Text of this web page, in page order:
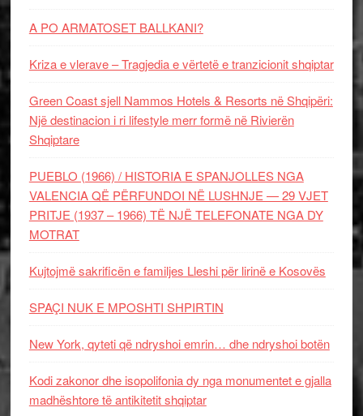
A PO ARMATOSET BALLKANI?
Kriza e vlerave – Tragjedia e vërtetë e tranzicionit shqiptar
Green Coast sjell Nammos Hotels & Resorts në Shqipëri:
Një destinacion i ri lifestyle merr formë në Rivierën
Shqiptare
PUEBLO (1966) / HISTORIA E SPANJOLLES NGA
VALENCIA QË PËRFUNDOI NË LUSHNJE — 29 VJET
PRITJE (1937 – 1966) TË NJË TELEFONATE NGA DY
MOTRAT
Kujtojmë sakrificën e familjes Lleshi për lirinë e Kosovës
SPAÇI NUK E MPOSHTI SHPIRTIN
New York, qyteti që ndryshoi emrin… dhe ndryshoi botën
Kodi zakonor dhe isopolifonia dy nga monumentet e gjalla
madhështore të antikitetit shqiptar